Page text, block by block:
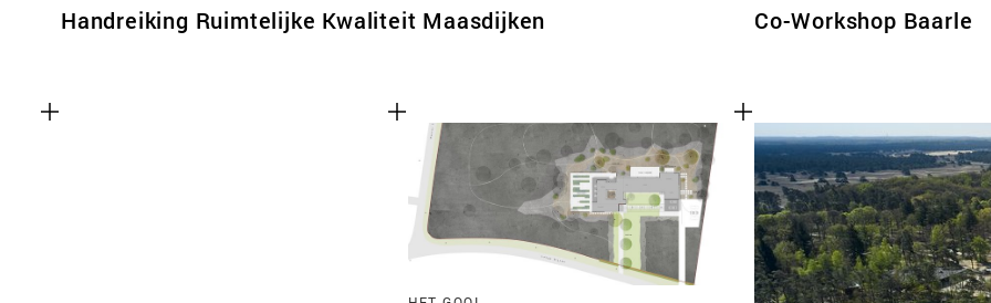
Handreiking Ruimtelijke Kwaliteit Maasdijken Co-Workshop Baarle